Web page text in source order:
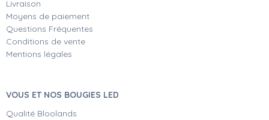
Livraison
Moyens de paiement
Questions Fréquentes
Conditions de vente
Mentions légales
VOUS ET NOS BOUGIES LED
Qualité Bloolands